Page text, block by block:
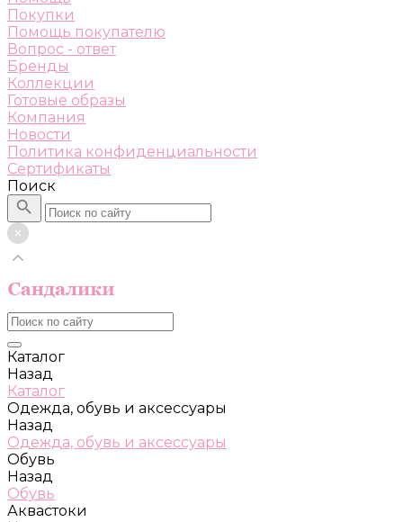
Покупки
Помощь покупателю
Вопрос - ответ
Бренды
Коллекции
Готовые образы
Компания
Новости
Политика конфиденциальности
Сертификаты
Поиск
Каталог
Назад
Каталог
Одежда, обувь и аксессуары
Назад
Одежда, обувь и аксессуары
Обувь
Назад
Обувь
Аквастоки